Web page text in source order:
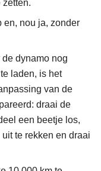
en, nou ja, zonder
dynamo nog
laden, is het
van de
draai de
een beetje los,
te rekken en draai